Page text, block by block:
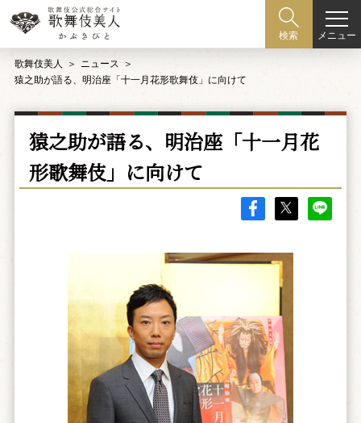
検索 メニュー
歌舞伎美人
ニュース
猿之助が語る、明治座「十一月花形歌舞伎」に向けて
猿之助が語る、明治座「十一月花
形歌舞伎」に向けて